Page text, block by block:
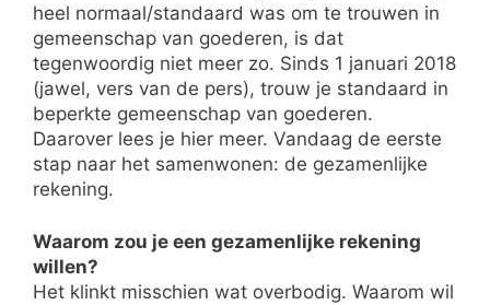
heel normaal/standaard was om te trouwen in
gemeenschap van goederen, is dat
tegenwoordig niet meer zo. Sinds 1 januari 2018
(jawel, vers van de pers), trouw je standaard in
beperkte gemeenschap van goederen.
Daarover lees je hier meer. Vandaag de eerste
stap naar het samenwonen: de gezamenlijke
rekening.
Waarom zou je een gezamenlijke rekening
willen?
Het klinkt misschien wat overbodig. Waarom wil